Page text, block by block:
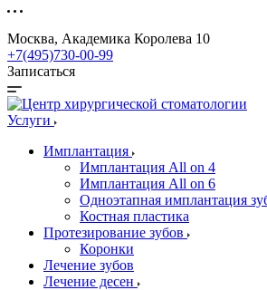
Москва, Академика Королева 10
+7(495)730-00-99
Записаться
Услуги
Имплантация
Имплантация All on 4
Имплантация All on 6
Одноэтапная имплантация
Костная пластика
Протезирование зубов
Коронки
Лечение зубов
Лечение десен